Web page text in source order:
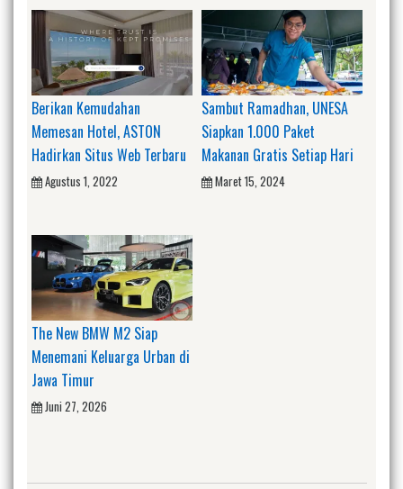
Berikan Kemudahan
Memesan Hotel, ASTON
Hadirkan Situs Web Terbaru
Agustus 1, 2022
Sambut Ramadhan, UNESA
Siapkan 1.000 Paket
Makanan Gratis Setiap Hari
Maret 15, 2024
The New BMW M2 Siap
Menemani Keluarga Urban di
Jawa Timur
Juni 27, 2026